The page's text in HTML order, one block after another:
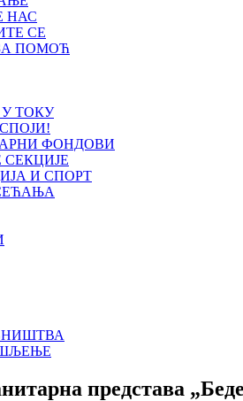
НАС
СЕ
ПОМОЋ
У ТОКУ
ФОНДОВИ
СЕКЦИЈЕ
И СПОРТ
представа